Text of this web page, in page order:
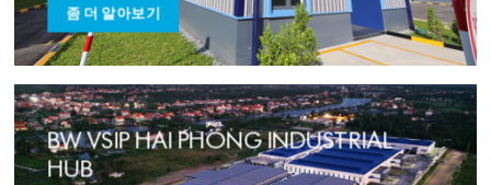
좀 더 알아보기
BW VSIP HAI PHONG INDUSTRIAL
HUB